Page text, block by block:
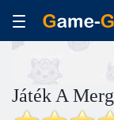
Játék A